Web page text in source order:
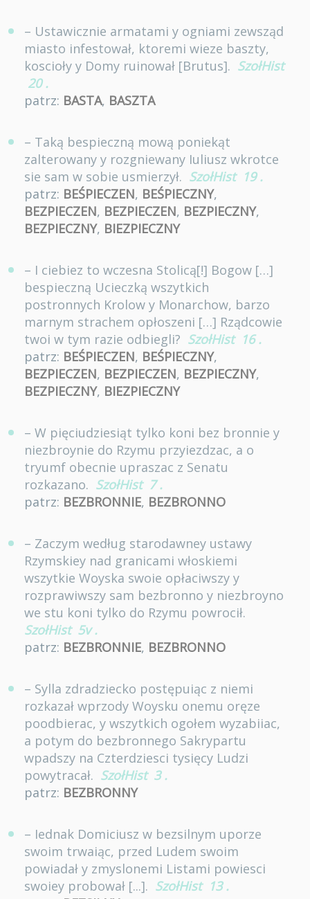
– Ustawicznie armatami y ogniami zewsząd
miasto infestował, ktoremi wieze baszty,
koscioły y Domy ruinował [Brutus]. SzołHist
20 .
patrz: BASTA, BASZTA
– Taką bespieczną mową poniekąt
zalterowany y rozgniewany Iuliusz wkrotce
sie sam w sobie usmierzył. SzołHist 19 .
patrz: BEŚPIECZEN, BEŚPIECZNY,
BEZPIECZEN, BEZPIECZEN, BEZPIECZNY,
BEZPIECZNY, BIEZPIECZNY
– I ciebiez to wczesna Stolicą[!] Bogow […]
bespieczną Ucieczką wszytkich
postronnych Krolow y Monarchow, barzo
marnym strachem opłoszeni […] Rządcowie
twoi w tym razie odbiegli? SzołHist 16 .
patrz: BEŚPIECZEN, BEŚPIECZNY,
BEZPIECZEN, BEZPIECZEN, BEZPIECZNY,
BEZPIECZNY, BIEZPIECZNY
– W pięciudziesiąt tylko koni bez bronnie y
niezbroynie do Rzymu przyiezdzac, a o
tryumf obecnie upraszac z Senatu
rozkazano. SzołHist 7 .
patrz: BEZBRONNIE, BEZBRONNO
– Zaczym według starodawney ustawy
Rzymskiey nad granicami włoskiemi
wszytkie Woyska swoie opłaciwszy y
rozprawiwszy sam bezbronno y niezbroyno
we stu koni tylko do Rzymu powrocił.
SzołHist 5v .
patrz: BEZBRONNIE, BEZBRONNO
– Sylla zdradziecko postępuiąc z niemi
rozkazał wprzody Woysku onemu oręze
poodbierac, y wszytkich ogołem wyzabiiac,
a potym do bezbronnego Sakrypartu
wpadszy na Czterdziesci tysięcy Ludzi
powytracał. SzołHist 3 .
patrz: BEZBRONNY
– Iednak Domiciusz w bezsilnym uporze
swoim trwaiąc, przed Ludem swoim
powiadał y zmyslonemi Listami powiesci
swoiey probował [...]. SzołHist 13 .